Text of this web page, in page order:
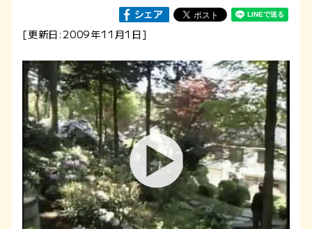
[更新日:2009年11月1日]